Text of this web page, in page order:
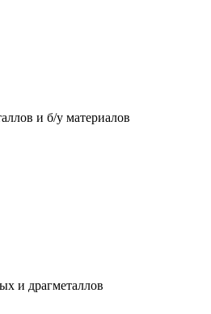
и б/у материалов
и драгметаллов